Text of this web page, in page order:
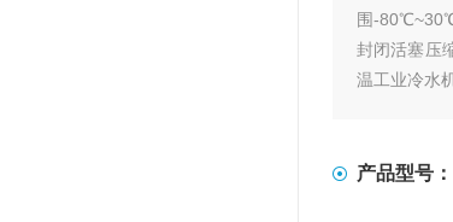
围-
封闭活塞压
温工业冷水
产品型号：